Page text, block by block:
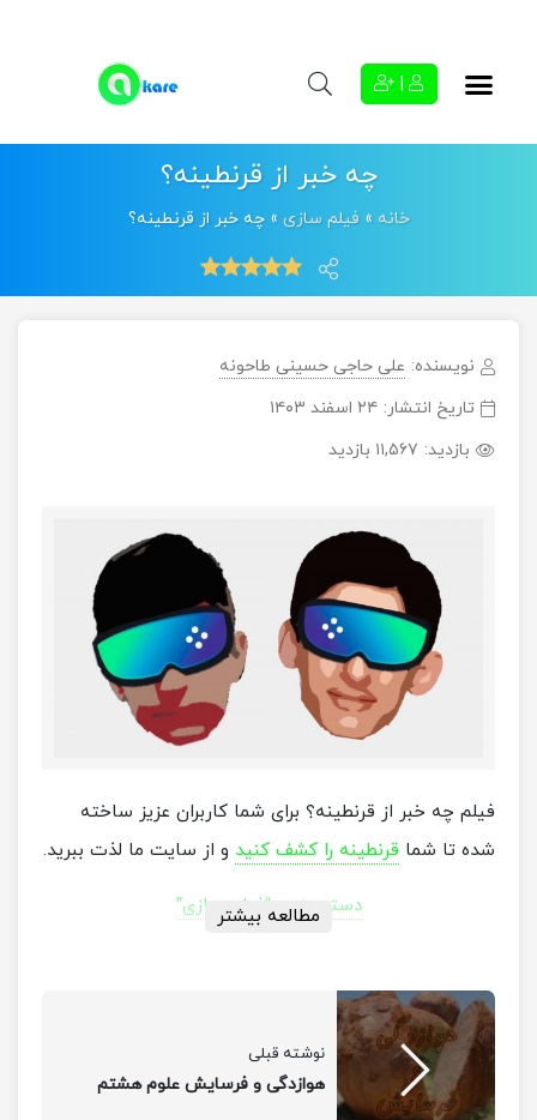
چه خبر از قرنطینه؟
خانه »فیلم سازی »چه خبر از قرنطینه؟
نویسنده: علی حاجی حسینی طاحونه
تاریخ انتشار: ۲۴ اسفند ۱۴۰۳
بازدید: ۱۱,۵۶۷ بازدید
فیلم چه خبر از قرنطینه؟ برای شما کاربران عزیز ساخته
شده تا شما قرنطینه را کشف کنید و از سایت ما لذت ببرید.
دسته بندی “فیلم سازی”
مطالعه بیشتر
نوشته قبلی
هوازدگی و فرسایش علوم هشتم